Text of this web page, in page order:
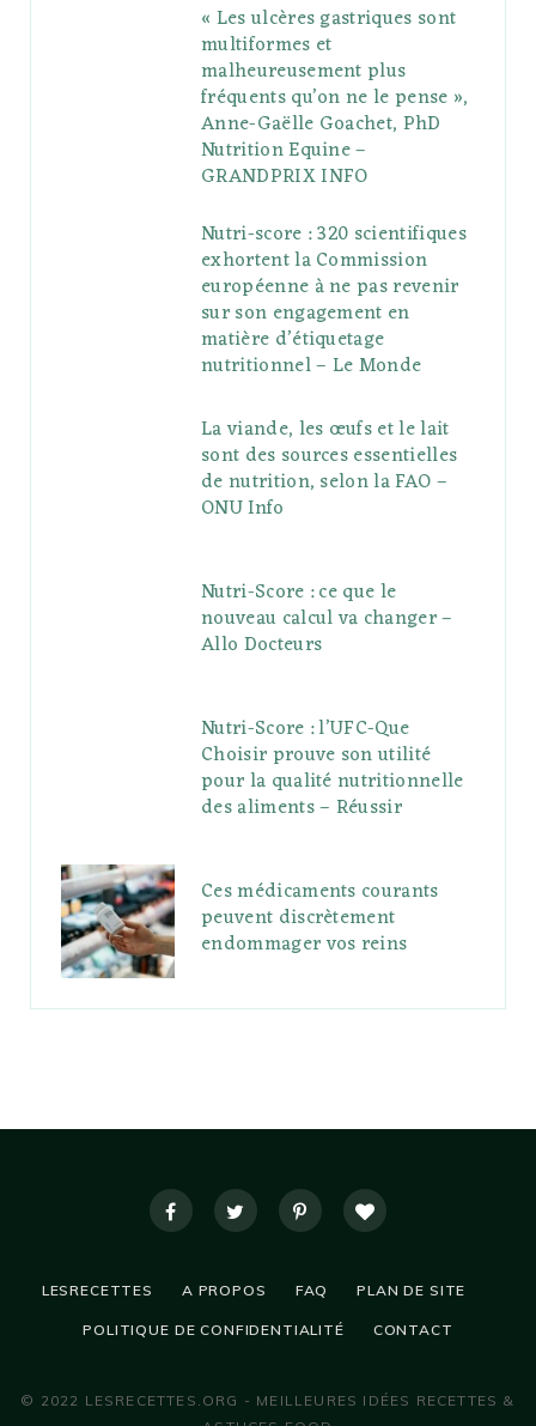
« Les ulcères gastriques sont
multiformes et
malheureusement plus
fréquents qu’on ne le pense »,
Anne-Gaëlle Goachet, PhD
Nutrition Equine –
GRANDPRIX INFO
Nutri-score : 320 scientifiques
exhortent la Commission
européenne à ne pas revenir
sur son engagement en
matière d’étiquetage
nutritionnel – Le Monde
La viande, les œufs et le lait
sont des sources essentielles
de nutrition, selon la FAO –
ONU Info
Nutri-Score : ce que le
nouveau calcul va changer –
Allo Docteurs
Nutri-Score : l’UFC-Que
Choisir prouve son utilité
pour la qualité nutritionnelle
des aliments – Réussir
Ces médicaments courants
peuvent discrètement
endommager vos reins
LESRECETTES A PROPOS FAQ PLAN DE SITE
POLITIQUE DE CONFIDENTIALITÉ CONTACT
© 2022 LESRECETTES.ORG - MEILLEURES IDÉES RECETTES &